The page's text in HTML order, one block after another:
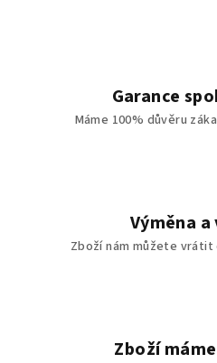
Garance
Máme 100% důvěru
Výměna
Zboží nám můžete vrátit
Zboží